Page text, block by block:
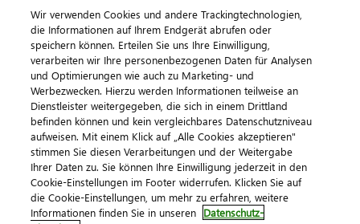
© 2026 DATEV eG
ImpressumDatenschutzAGB Kontakt
Cookie-Einstellungen
Wir verwenden Cookies und andere Trackingtechnologien,
die Informationen auf Ihrem Endgerät abrufen oder
speichern können. Erteilen Sie uns Ihre Einwilligung,
verarbeiten wir Ihre personenbezogenen Daten für Analysen
und Optimierungen wie auch zu Marketing- und
Werbezwecken. Hierzu werden Informationen teilweise an
Dienstleister weitergegeben, die sich in einem Drittland
befinden können und kein vergleichbares Datenschutzniveau
aufweisen. Mit einem Klick auf „Alle Cookies akzeptieren"
stimmen Sie diesen Verarbeitungen und der Weitergabe
Ihrer Daten zu. Sie können Ihre Einwilligung jederzeit in den
Cookie-Einstellungen im Footer widerrufen. Klicken Sie auf
die Cookie-Einstellungen, um mehr zu erfahren, weitere
Informationen finden Sie in unseren Datenschutz-